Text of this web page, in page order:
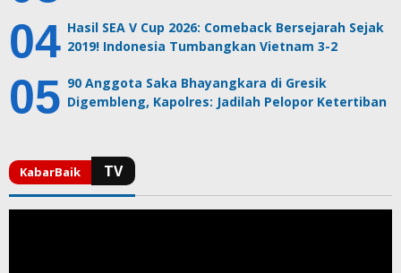
Hasil SEA V Cup 2026: Comeback Bersejarah Sejak
2019! Indonesia Tumbangkan Vietnam 3-2
90 Anggota Saka Bhayangkara di Gresik
Digembleng, Kapolres: Jadilah Pelopor Ketertiban